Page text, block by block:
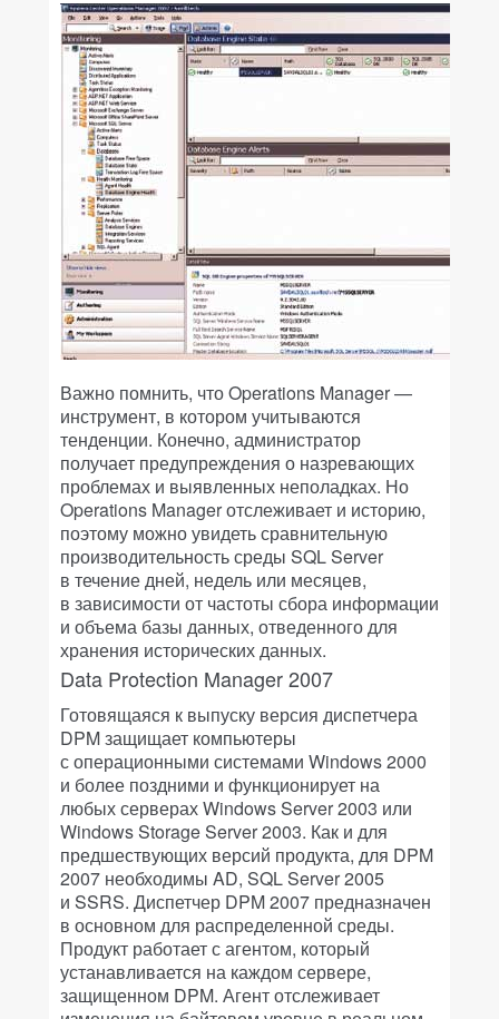
Важно помнить, что Operations Manager —
инструмент, в котором учитываются
тенденции. Конечно, администратор
получает предупреждения о назревающих
проблемах и выявленных неполадках. Но
Operations Manager отслеживает и историю,
поэтому можно увидеть сравнительную
производительность среды SQL Server
в течение дней, недель или месяцев,
в зависимости от частоты сбора информации
и объема базы данных, отведенного для
хранения исторических данных.
Data Protection Manager 2007
Готовящаяся к выпуску версия диспетчера
DPM защищает компьютеры
с операционными системами Windows 2000
и более поздними и функционирует на
любых серверах Windows Server 2003 или
Windows Storage Server 2003. Как и для
предшествующих версий продукта, для DPM
2007 необходимы AD, SQL Server 2005
и SSRS. Диспетчер DPM 2007 предназначен
в основном для распределенной среды.
Продукт работает с агентом, который
устанавливается на каждом сервере,
защищенном DPM. Агент отслеживает